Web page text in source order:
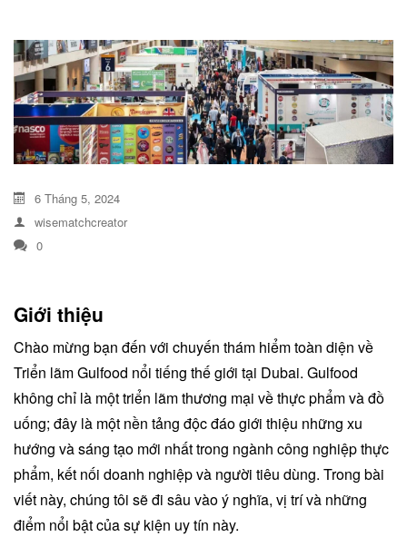
6 Tháng 5, 2024
wisematchcreator
0
Giới thiệu
Chào mừng bạn đến với chuyến thám hiểm toàn diện về
Triển lãm Gulfood nổi tiếng thế giới tại Dubai. Gulfood
không chỉ là một triển lãm thương mại về thực phẩm và đồ
uống; đây là một nền tảng độc đáo giới thiệu những xu
hướng và sáng tạo mới nhất trong ngành công nghiệp thực
phẩm, kết nối doanh nghiệp và người tiêu dùng. Trong bài
viết này, chúng tôi sẽ đi sâu vào ý nghĩa, vị trí và những
điểm nổi bật của sự kiện uy tín này.